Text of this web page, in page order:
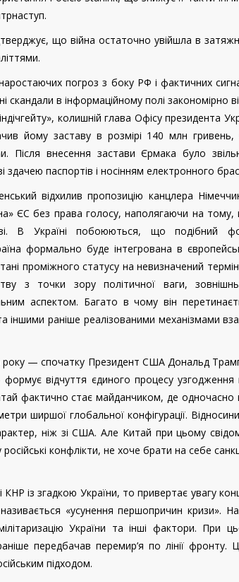
що війна остаточно увійшла в
погроз з боку РФ і фактичних
скандали в інформаційному полі
колишній глава Офісу президента
йому заставу в розмірі 140 млн
Після внесення застави Єрмака було
здачею паспортів і носінням електронного
відхилив пропозицію канцлера
ЄС без права голосу, наполягаючи на
В Україні побоюються, що подібний
формально буде інтегрована в
проміжного статусу на невизначений
з точки зору політичної ваги,
аспектом. Багато в чому він
іншими раніше реалізованими механізмами
року — спочатку Президент США Дональд
відчуття єдиного процесу
фактично стає майданчиком, де одночасно
ширшої глобальної конфігурації.
ніж зі США. Але Китай при цьому
конфлікти, не хоче брати на себе
із згадкою України, то привертає увагу
«усунення першопричин кризи».
України та інші фактори. При
передбачав перемир’я по лінії фронту.
підходом.